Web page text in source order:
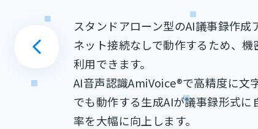
スタンドアローン型のAI議事録作
ネット接続なしで動作するため、
利用できます。
AI音声認識AmiVoice®で高精度に文
でも動作する生成AIが議事録形式
率を大幅に向上します。